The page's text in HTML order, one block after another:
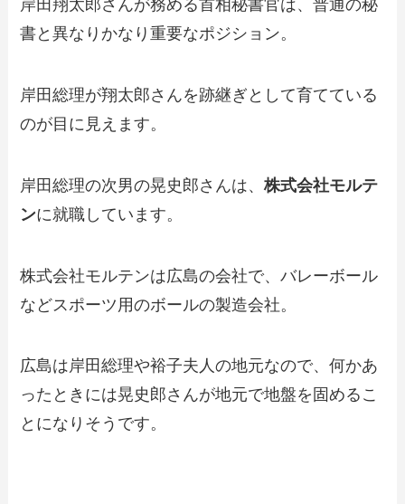
岸田翔太郎さんが務める首相秘書官は、普通の秘
書と異なりかなり重要なポジション。
岸田総理が翔太郎さんを跡継ぎとして育てている
のが目に見えます。
岸田総理の次男の晃史郎さんは、株式会社モルテ
ンに就職しています。
株式会社モルテンは広島の会社で、バレーボール
などスポーツ用のボールの製造会社。
広島は岸田総理や裕子夫人の地元なので、何かあ
ったときには晃史郎さんが地元で地盤を固めるこ
とになりそうです。